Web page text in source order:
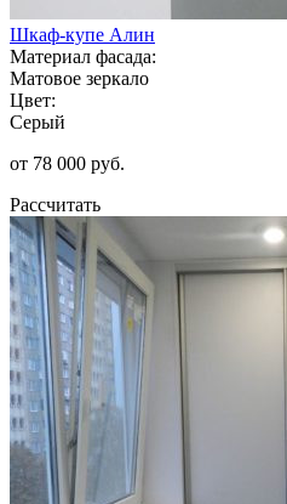
Шкаф-купе Алин
Материал фасада:
Матовое зеркало
Цвет:
Серый
от 78 000 руб.
Рассчитать